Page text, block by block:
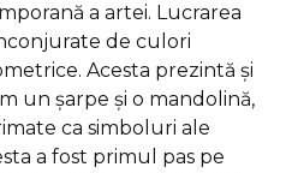
a artei. Lucrarea
de culori
Acesta prezintă și
un șarpe și o mandolină,
ca simboluri ale
a fost primul pas pe